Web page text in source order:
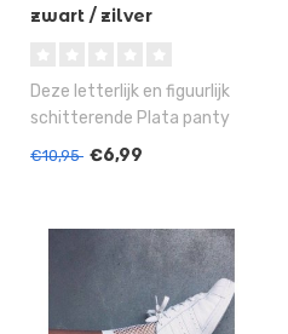
zwart / zilver
Deze letterlijk en figuurlijk
schitterende Plata panty
van het Nederlandse merk ..
€10,95 €6,99